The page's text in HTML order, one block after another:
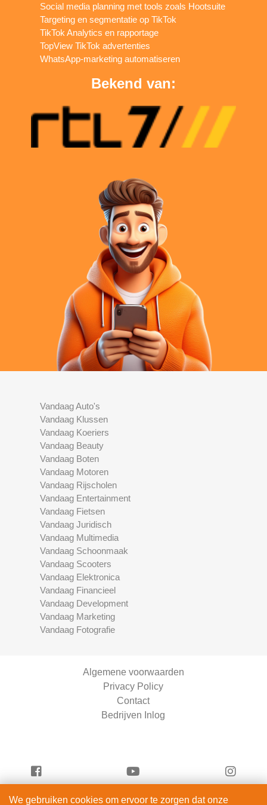
Social media planning met tools zoals Hootsuite
Targeting en segmentatie op TikTok
TikTok Analytics en rapportage
TopView TikTok advertenties
WhatsApp-marketing automatiseren
Bekend van:
Vandaag Auto's
Vandaag Klussen
Vandaag Koeriers
Vandaag Beauty
Vandaag Boten
Vandaag Motoren
Vandaag Rijscholen
Vandaag Entertainment
Vandaag Fietsen
Vandaag Juridisch
Vandaag Multimedia
Vandaag Schoonmaak
Vandaag Scooters
Vandaag Elektronica
Vandaag Financieel
Vandaag Development
Vandaag Marketing
Vandaag Fotografie
Algemene voorwaarden
Privacy Policy
Contact
Bedrijven Inlog
We gebruiken cookies om ervoor te zorgen dat onze